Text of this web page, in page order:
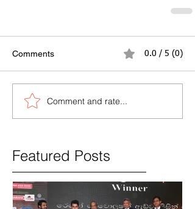
Comments 0.0 / 5 (0)
Comment and rate...
Featured Posts